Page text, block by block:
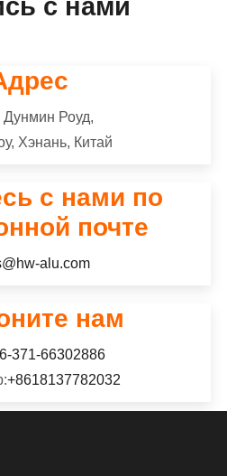
с рисунком небольших
хорошая холодная
с нами
Роуд,
Хэнань, Китай
с нами по
почте
alu.com
нам
371-66302886
+8618137782032